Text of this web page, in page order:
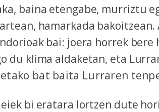
baina etengabe, murriztu
hamarkada
bai: joera horrek
du klima aldaketan, eta
bat baita Lurraren
bi eratara lortzen dute